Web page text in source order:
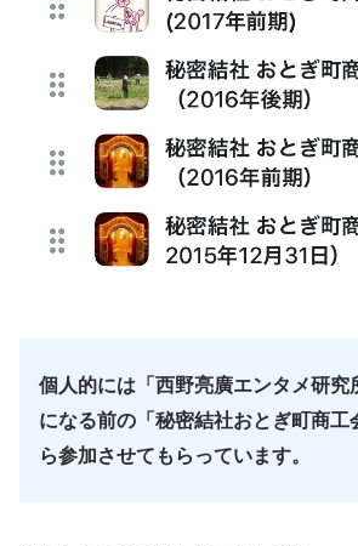
個人的には「西野亮廣エンタメ研究
になる前の「秘密結社おとぎ町商工
ら参加させてもらっています。